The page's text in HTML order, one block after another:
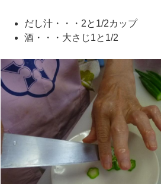
だし汁・・・2と1/2カップ
酒・・・大さじ1と1/2